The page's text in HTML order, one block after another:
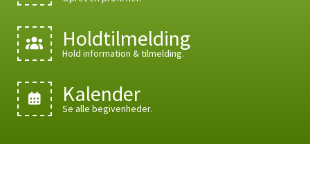
Holdtilmelding
Hold information & tilmelding.
Kalender
Se alle begivenheder.